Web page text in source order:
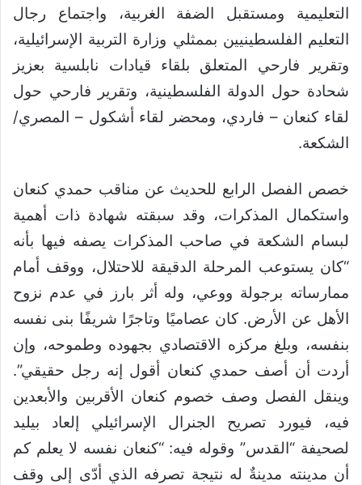
التعليمية ومستقبل الضفة الغربية، واجتماع رجال
التعليم الفلسطينيين بممثلي وزارة التربية الإسرائيلية،
وتقرير فارحي المتعلق بلقاء قيادات نابلسية بعزيز
شحادة حول الدولة الفلسطينية، وتقرير فارحي حول
لقاء كنعان – فاردي، ومحضر لقاء أشكول – المصري/
الشكعة.
خصص الفصل الرابع للحديث عن مناقب حمدي كنعان
واستكمال المذكرات، وقد سبقته شهادة ذات أهمية
لبسام الشكعة في صاحب المذكرات يصفه فيها بأنه
“كان يستوعب المرحلة الدقيقة للاحتلال، ووقف أمام
ممارساته برجولة ووعي، وله أثر بارز في عدم نزوح
الأهل عن الأرض. كان عصاميًا وتاجرًا شريفًا بنى نفسه
بنفسه، وبلغ مركزه الاقتصادي بجهوده وطموحه، وإن
أردت أن أصف حمدي كنعان أقول إنه رجل حقيقي”.
وينقل الفصل وصف خصوم كنعان الأقربين والأبعدين
فيه، فيورد تصريح الجنرال الإسرائيلي إلعاد بيليد
لصحيفة “القدس” وقوله فيه: “كنعان نفسه لا يعلم كم
أن مدينته مدينةٌ له نتيجة تصرفه الذي أدّى إلى وقف